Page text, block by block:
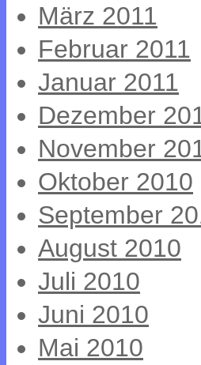
März 2011
Februar 2011
Januar 2011
Dezember
November
Oktober 2010
September
August 2010
Juli 2010
Juni 2010
Mai 2010